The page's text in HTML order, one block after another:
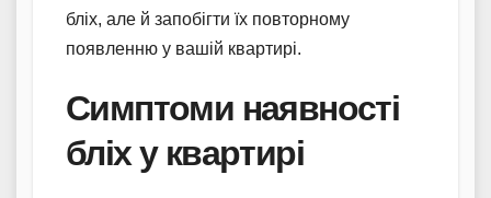
бліх, але й запобігти їх повторному
появленню у вашій квартирі.
Симптоми наявності
бліх у квартирі